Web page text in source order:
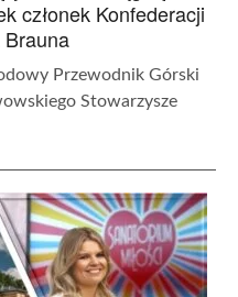
członek Konfederacji
Przewodnik Górski
Stowarzysze